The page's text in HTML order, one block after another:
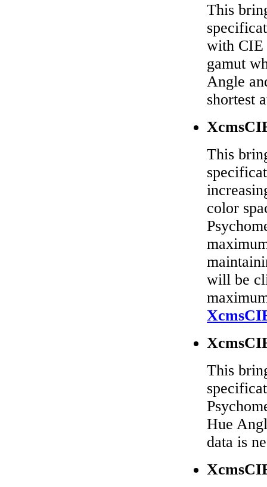
This
with CIE
gamut
Angle
shortest
This
color
will be
This
Hue
data is